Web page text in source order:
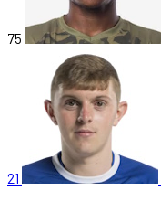
75
21